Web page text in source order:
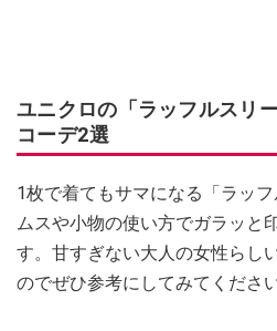
ユニクロの「ラッフルスリ
コーデ2選
1枚で着てもサマになる「ラッ
ムスや小物の使い方でガラッと
す。甘すぎない大人の女性らし
のでぜひ参考にしてみてください